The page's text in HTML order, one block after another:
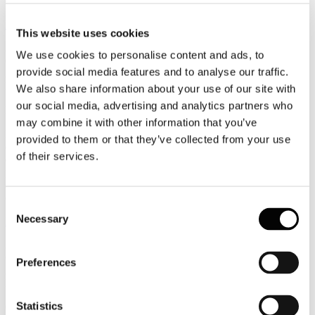
This website uses cookies
We use cookies to personalise content and ads, to
provide social media features and to analyse our traffic.
We also share information about your use of our site with
our social media, advertising and analytics partners who
may combine it with other information that you’ve
provided to them or that they’ve collected from your use
of their services.
Selection
Necessary
Preferences
Statistics
30
Giugno
2026
News 2026
Banca d'Italia: diminuiscono le presenze dei turisti dall'area del golfo
L’ultima indagine della Banca d’Italia sul turismo internazionale
evidenzia che gli analisti dell’istituto centrale hanno elaborato “i dati
di telefonia mobile” rilevando come “le presenze di turisti
Leggi tutto...
Giugno
2026
CSC: il turismo si ferma nel 2° trimestre